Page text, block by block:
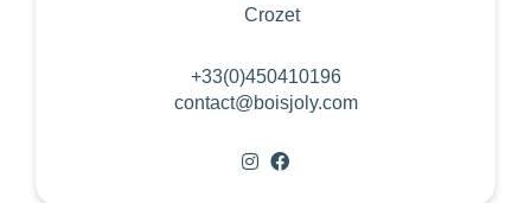
Crozet
+33(0)450410196
contact@boisjoly.com